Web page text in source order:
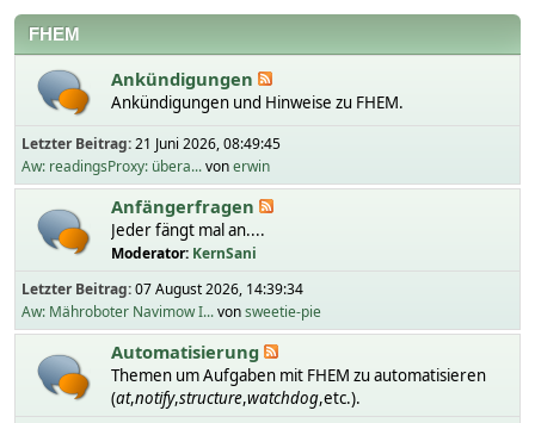
FHEM
Ankündigungen
Ankündigungen und Hinweise zu FHEM.
Letzter Beitrag:21 Juni 2026, 08:49:45
Aw: readingsProxy: übera...vonerwin
Anfängerfragen
Jeder fängt mal an....
Moderator: KernSani
Letzter Beitrag:07 August 2026, 14:39:34
Aw: Mähroboter Navimow I...vonsweetie-pie
Automatisierung
Themen um Aufgaben mit FHEM zu automatisieren
(at,notify,structure,watchdog,etc.).